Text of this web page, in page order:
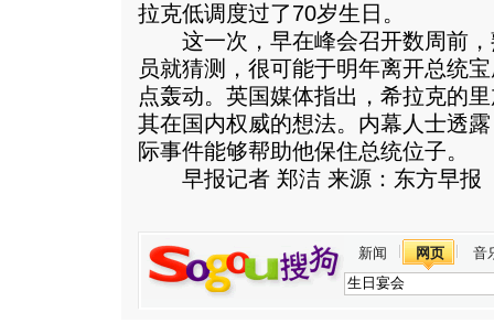
拉克低调度过了70岁生日。
这一次，早在峰会召开数周前，
员就猜测，很可能于明年离开总统
点轰动。英国媒体指出，希拉克的
其在国内权威的想法。内幕人士透
际事件能够帮助他保住总统位子。
早报记者 郑洁 来源：东方早报
新闻 网页 音